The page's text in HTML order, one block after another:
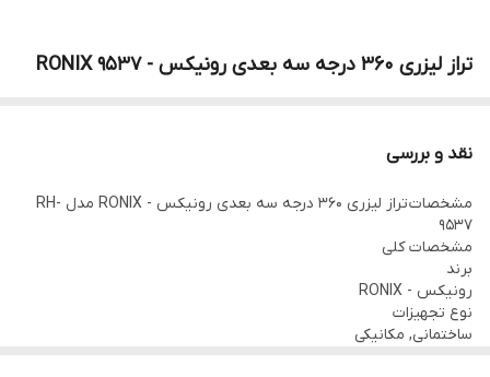
تراز لیزری 360 درجه سه بعدی رونیکس - RONIX 9537
نقد و بررسی
مشخصات تراز لیزری 360 درجه سه بعدی رونیکس - RONIX مدل RH-
9537
مشخصات کلی
برند
رونیکس - RONIX
نوع تجهیزات
ساختمانی, مکانیکی